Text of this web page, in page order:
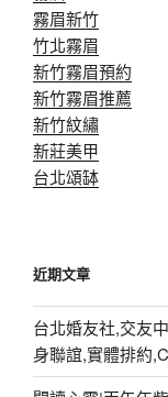
霧眉新竹
竹北霧眉
新竹霧眉預約
新竹霧眉推薦
新竹紋繡
新莊美甲
台北頌缽
近期文章
台北婚友社,交友
身聯誼,實體排約